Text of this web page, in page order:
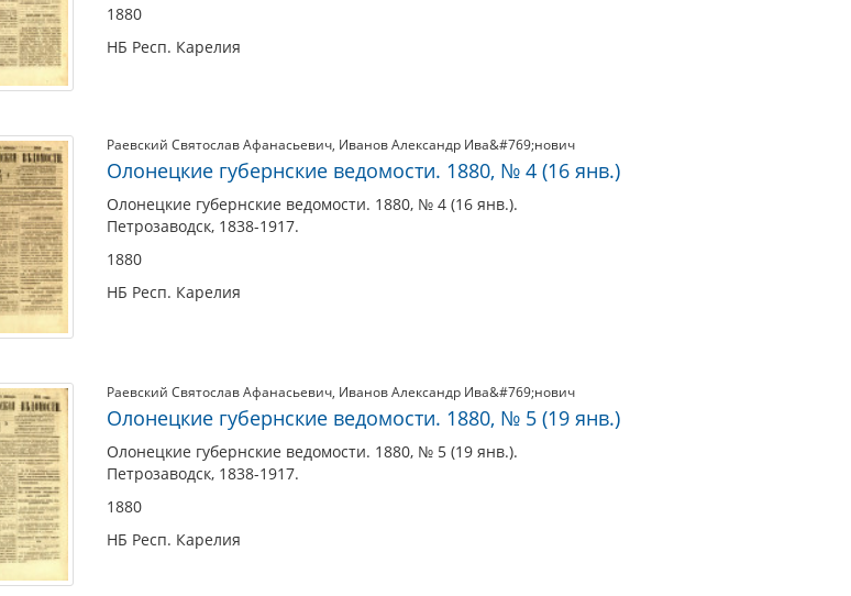
1880
НБ Респ. Карелия
Раевский Святослав Афанасьевич, Иванов Александр Ива&#769;нович
Олонецкие губернские ведомости. 1880, № 4 (16 янв.)
Олонецкие губернские ведомости. 1880, № 4 (16 янв.).
Петрозаводск, 1838-1917.
1880
НБ Респ. Карелия
Раевский Святослав Афанасьевич, Иванов Александр Ива&#769;нович
Олонецкие губернские ведомости. 1880, № 5 (19 янв.)
Олонецкие губернские ведомости. 1880, № 5 (19 янв.).
Петрозаводск, 1838-1917.
1880
НБ Респ. Карелия